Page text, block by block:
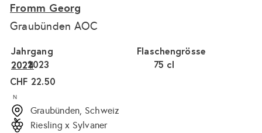
Fromm Georg
Graubünden AOC
Flaschengrösse
75 cl
Jahrgang
2023
2024
2021
Normaler
Preis
CHF 22.50
N
Graubünden, Schweiz
Riesling x Sylvaner